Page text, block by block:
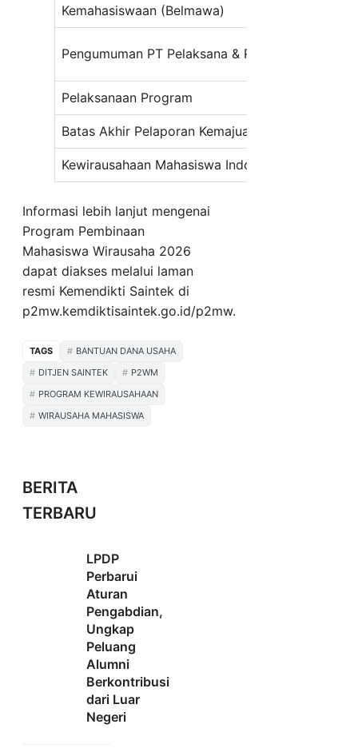
Kemahasiswaan (Belmawa)
Pengumuman PT Pelaksana & Peserta Diterima
Pelaksanaan Program
Batas Akhir Pelaporan Kemajuan
Kewirausahaan Mahasiswa Indonesia (KMI) Expo
Informasi lebih lanjut mengenai
Program Pembinaan
Mahasiswa Wirausaha 2026
dapat diakses melalui laman
resmi Kemendikti Saintek di
p2mw.kemdiktisaintek.go.id/p2mw.
TAGS
BANTUAN DANA USAHA
DITJEN SAINTEK
P2WM
PROGRAM KEWIRAUSAHAAN
WIRAUSAHA MAHASISWA
BERITA
TERBARU
LPDP
Perbarui
Aturan
Pengabdian,
Ungkap
Peluang
Alumni
Berkontribusi
dari Luar
Negeri